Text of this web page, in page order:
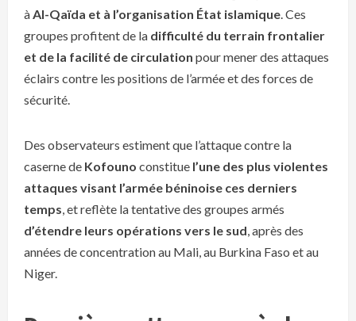
àAl-Qaïda et à l’organisation État islamique. Ces
groupes profitent de la difficulté du terrain frontalier
et de la facilité de circulation pour mener des attaques
éclairs contre les positions de l’armée et des forces de
sécurité.
Des observateurs estiment que l’attaque contre la
caserne de Kofouno constitue l’une des plus violentes
attaques visant l’armée béninoise ces derniers
temps, et reflète la tentative des groupes armés
d’étendre leurs opérations vers le sud, après des
années de concentration au Mali, au Burkina Faso et au
Niger.